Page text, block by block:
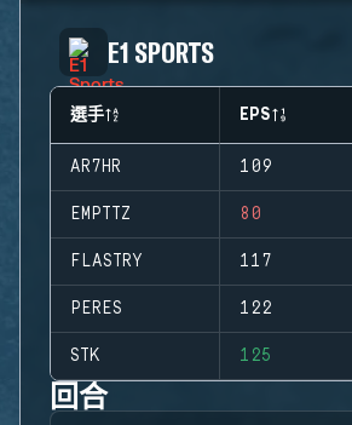
E1 SPORTS
選手 EPS
AR7HR 109
EMPTTZ 80
FLASTRY 117
PERES 122
STK 125
回合